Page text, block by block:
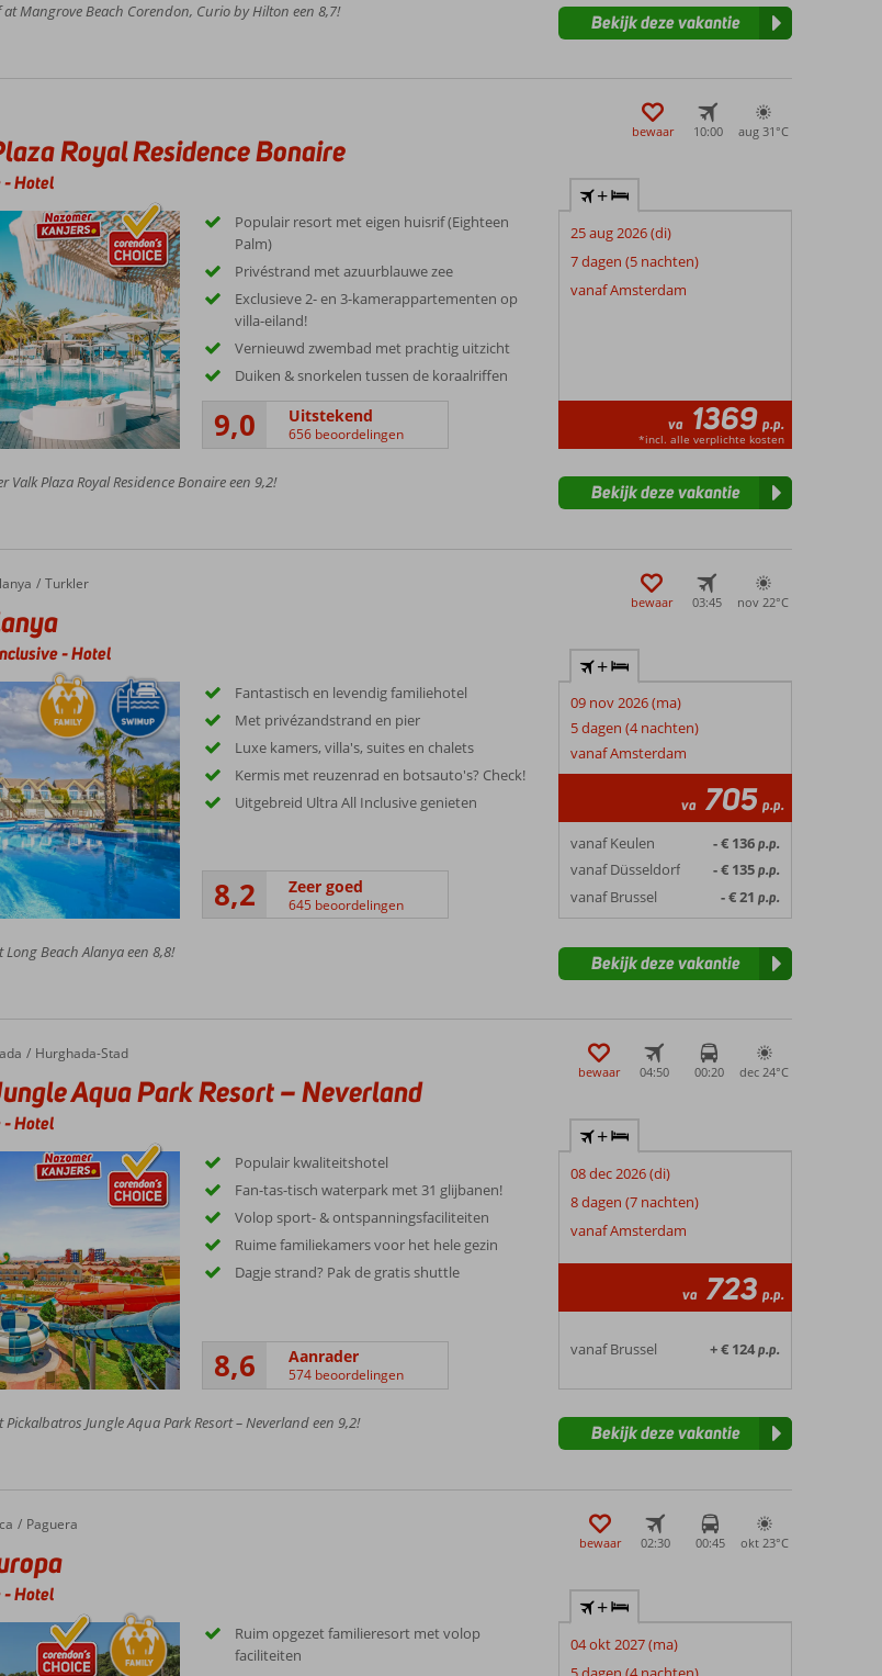
at Mangrove Beach Corendon, Curio by Hilton een 8,7! Bekijk deze vakantie
Royal Residence Bonaire
-Hotel
bewaar 10:00 aug 31°C
Populair resort met eigen huisrif (Eighteen
Palm)
Privéstrand met azuurblauwe zee
Exclusieve 2- en 3-kamerappartementen op
villa-eiland!
Vernieuwd zwembad met prachtig uitzicht
Duiken & snorkelen tussen de koraalriffen
9,0 Uitstekend
656 beoordelingen
+
25 aug 2026 (di)
7 dagen (5 nachten)
vanaf Amsterdam
va 1369 p.p.
*incl. alle verplichte kosten
Valk Plaza Royal Residence Bonaire een 9,2! Bekijk deze vakantie
Turkler
-Hotel
bewaar 03:45 nov 22°C
Fantastisch en levendig familiehotel
Met privézandstrand en pier
Luxe kamers, villa's, suites en chalets
Kermis met reuzenrad en botsauto's? Check!
Uitgebreid Ultra All Inclusive genieten
8,2 Zeer goed
645 beoordelingen
+
09 nov 2026 (ma)
5 dagen (4 nachten)
vanaf Amsterdam
va 705 p.p.
vanaf Keulen - € 136p.p.
vanaf Düsseldorf - € 135p.p.
vanaf Brussel - € 21 p.p.
Beach Alanya een 8,8! Bekijk deze vakantie
Hurghada-Stad
Aqua Park Resort – Neverland
-Hotel
bewaar 04:50 00:20 dec 24°C
Populair kwaliteitshotel
Fan-tas-tisch waterpark met 31 glijbanen!
Volop sport- & ontspanningsfaciliteiten
Ruime familiekamers voor het hele gezin
Dagje strand? Pak de gratis shuttle
8,6 Aanrader
574 beoordelingen
+
08 dec 2026 (di)
8 dagen (7 nachten)
vanaf Amsterdam
va 723 p.p.
vanaf Brussel + € 124p.p.
Jungle Aqua Park Resort – Neverland een 9,2! Bekijk deze vakantie
Paguera
-Hotel
bewaar 02:30 00:45 okt 23°C
Ruim opgezet familieresort met volop
faciliteiten
+
04 okt 2027 (ma)